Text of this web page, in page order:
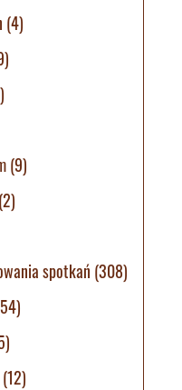
(4)
(9)
spotkań (308)
(12)